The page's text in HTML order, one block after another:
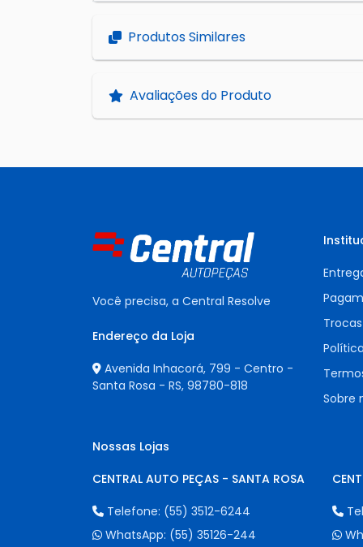
Produtos Similares
Avaliações do Produto
Você precisa, a Central Resolve
Endereço da Loja
Avenida Inhacorá, 799 - Centro -
Santa Rosa - RS, 98780-818
Sobre
Nossas Lojas
CENTRAL AUTO PEÇAS - SANTA ROSA
Telefone: (55) 3512-6244
WhatsApp: (55) 35126-244